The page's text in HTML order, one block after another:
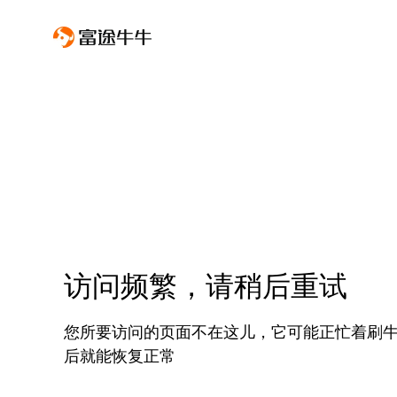
访问频繁，请稍后重试
您所要访问的页面不在这儿，它可能正忙着刷
后就能恢复正常